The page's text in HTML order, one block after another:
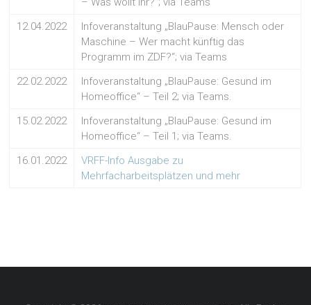
12.04.2022
Infoveranstaltung „BlauPause: Mensch oder
Maschine – Wer macht künftig das
Programm im ZDF?“; via Teams
22.02.2022
Infoveranstaltung „BlauPause: Gesund im
Homeoffice“ – Teil 2; via Teams.
15.02.2022
Infoveranstaltung „BlauPause: Gesund im
Homeoffice“ – Teil 1; via Teams.
16.01.2022
VRFF-Info Ausgabe zu
Mehrfacharbeitsplätzen und mehr